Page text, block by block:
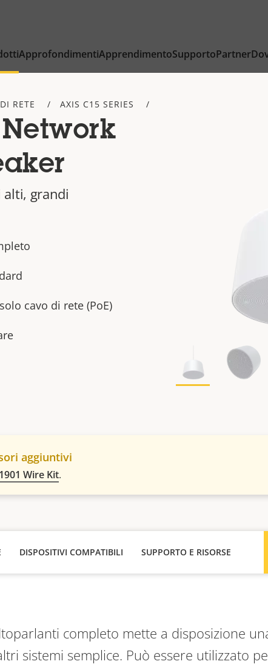
ApprofondimentiApprendimentoSupportoPartner
RETE AXIS C15 SERIES
alti, grandi
cavo di rete (PoE)
aggiuntivi
Wire Kit.
DISPOSITIVI COMPATIBILI SUPPORTO E RISORSE
completo mette a disposizione
sistemi semplice. Può essere utilizzato